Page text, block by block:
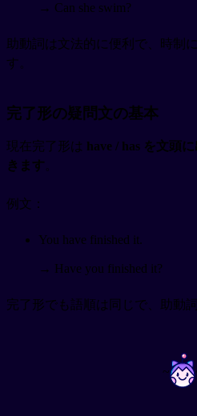
→ Can she swim?
助動詞は文法的に便利で、時制
す。
完了形の疑問文の基本
現在完了形は have / has を文頭
きます。
例文：
You have finished it.
→ Have you finished it?
完了形でも語順は同じで、助動
~